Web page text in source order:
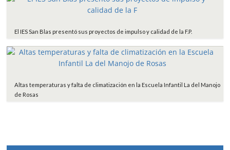
El IES San Blas presentó sus proyectos de impulso y calidad de la F.P.
Altas temperaturas y falta de climatización en la Escuela Infantil La del Manojo
de Rosas